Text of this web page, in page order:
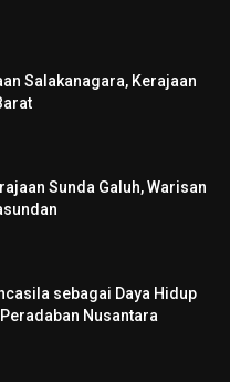
Salakanagara, Kerajaan
Sunda Galuh, Warisan
sebagai Daya Hidup
Nusantara